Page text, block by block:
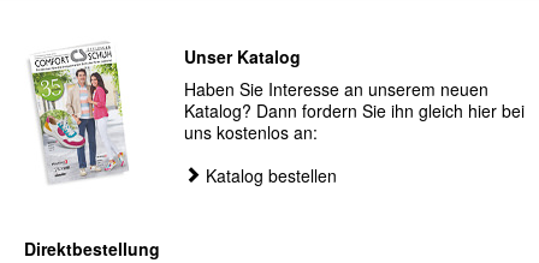
Unser Katalog
Haben Sie Interesse an unserem neuen
Katalog? Dann fordern Sie ihn gleich hier bei
uns kostenlos an:
Katalog bestellen
Direktbestellung